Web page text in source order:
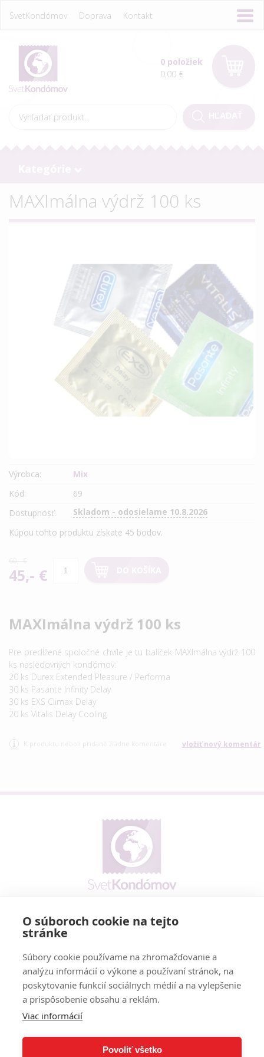
SvetKondómov Doprava Kontakt
0 položiek
0,00 €
MAXImálna výdrž 100 ks
Výrobca:
Mix
Kód:
69
Dostupnosť:
Skladom - odosielame 10.8.2026
Kúpou tohto produktu získate 45 bodov.
60,- €
45,- €
MAXImálna výdrž 100 ks
Pre predĺžené spoločné chvíle je tu balíček MAXImálna výdrž 100
ks nasledovných kondómov:
20 ks Durex Extended Pleasure / Performa
30 ks Pasante Infinity Delay
30 ks EXS Climax Delay
20 ks Vitalis Delay Cooling
vložiť nový komentár
Prečo my
Cookies policy
Vernostný program
Doručenie - možnosti a cena
O súboroch cookie na tejto
stránke
Súbory cookie používame na zhromažďovanie a
analýzu informácií o výkone a používaní stránok, na
poskytovanie funkcií sociálnych médií a na vylepšenie
a prispôsobenie obsahu a reklám.
Viac informácií
Povoliť všetko